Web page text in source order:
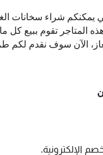
الإلكترونية.